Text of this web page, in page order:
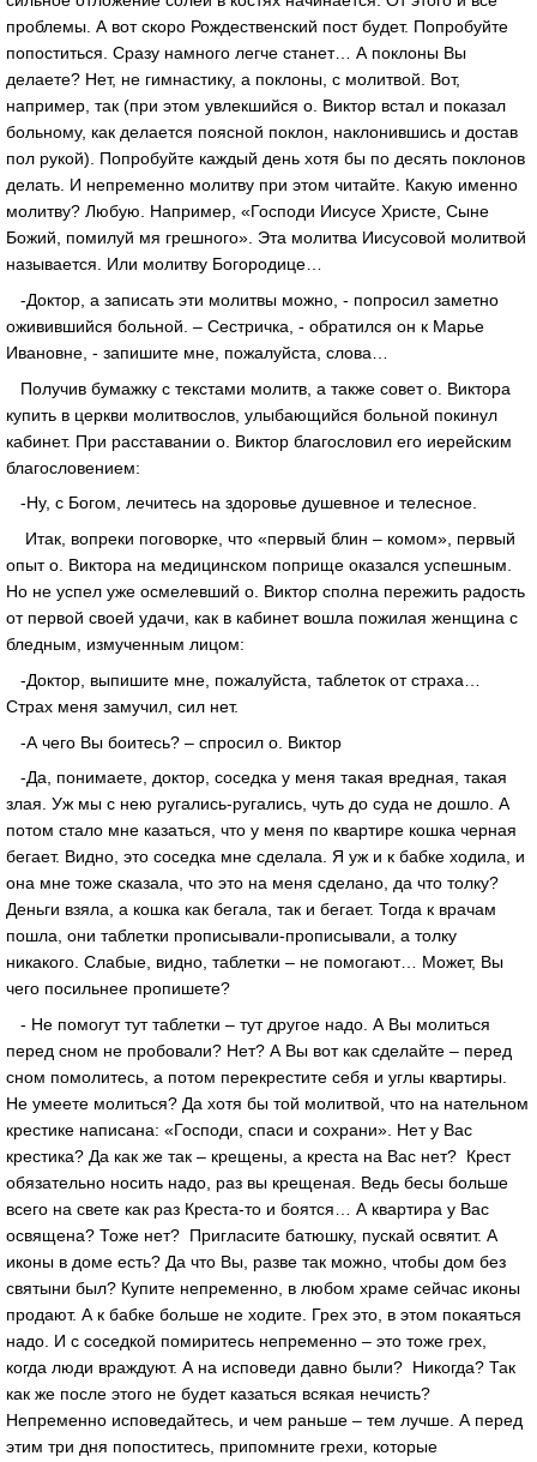
проблемы. А вот скоро Рождественский пост будет. Попробуйте
попоститься. Сразу намного легче станет… А поклоны Вы
делаете? Нет, не гимнастику, а поклоны, с молитвой. Вот,
например, так (при этом увлекшийся о. Виктор встал и показал
больному, как делается поясной поклон, наклонившись и достав
пол рукой). Попробуйте каждый день хотя бы по десять поклонов
делать. И непременно молитву при этом читайте. Какую именно
молитву? Любую. Например, «Господи Иисусе Христе, Сыне
Божий, помилуй мя грешного». Эта молитва Иисусовой молитвой
называется. Или молитву Богородице…
-Доктор, а записать эти молитвы можно, - попросил заметно
оживившийся больной. – Сестричка, - обратился он к Марье
Ивановне, - запишите мне, пожалуйста, слова…
Получив бумажку с текстами молитв, а также совет о. Виктора
купить в церкви молитвослов, улыбающийся больной покинул
кабинет. При расставании о. Виктор благословил его иерейским
благословением:
-Ну, с Богом, лечитесь на здоровье душевное и телесное.
Итак, вопреки поговорке, что «первый блин – комом», первый
опыт о. Виктора на медицинском поприще оказался успешным.
Но не успел уже осмелевший о. Виктор сполна пережить радость
от первой своей удачи, как в кабинет вошла пожилая женщина с
бледным, измученным лицом:
-Доктор, выпишите мне, пожалуйста, таблеток от страха…
Страх меня замучил, сил нет.
-А чего Вы боитесь? – спросил о. Виктор
-Да, понимаете, доктор, соседка у меня такая вредная, такая
злая. Уж мы с нею ругались-ругались, чуть до суда не дошло. А
потом стало мне казаться, что у меня по квартире кошка черная
бегает. Видно, это соседка мне сделала. Я уж и к бабке ходила, и
она мне тоже сказала, что это на меня сделано, да что толку?
Деньги взяла, а кошка как бегала, так и бегает. Тогда к врачам
пошла, они таблетки прописывали-прописывали, а толку
никакого. Слабые, видно, таблетки – не помогают… Может, Вы
чего посильнее пропишете?
- Не помогут тут таблетки – тут другое надо. А Вы молиться
перед сном не пробовали? Нет? А Вы вот как сделайте – перед
сном помолитесь, а потом перекрестите себя и углы квартиры.
Не умеете молиться? Да хотя бы той молитвой, что на нательном
крестике написана: «Господи, спаси и сохрани». Нет у Вас
крестика? Да как же так – крещены, а креста на Вас нет? Крест
обязательно носить надо, раз вы крещеная. Ведь бесы больше
всего на свете как раз Креста-то и боятся… А квартира у Вас
освящена? Тоже нет? Пригласите батюшку, пускай освятит. А
иконы в доме есть? Да что Вы, разве так можно, чтобы дом без
святыни был? Купите непременно, в любом храме сейчас иконы
продают. А к бабке больше не ходите. Грех это, в этом покаяться
надо. И с соседкой помиритесь непременно – это тоже грех,
когда люди враждуют. А на исповеди давно были? Никогда? Так
как же после этого не будет казаться всякая нечисть?
Непременно исповедайтесь, и чем раньше – тем лучше. А перед
этим три дня попоститесь, припомните грехи, которые